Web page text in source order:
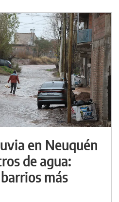
en Neuquén
de agua:
más